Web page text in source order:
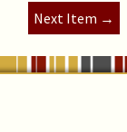
Next Item →